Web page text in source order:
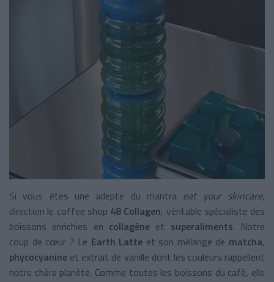
Si vous êtes une adepte du mantra eat your skincare,
direction le coffee shop 48 Collagen, véritable spécialiste des
boissons enrichies en collagène et superaliments. Notre
coup de cœur ? Le Earth Latte et son mélange de matcha,
phycocyanine et extrait de vanille dont les couleurs rappellent
notre chère planète. Comme toutes les boissons du café, elle